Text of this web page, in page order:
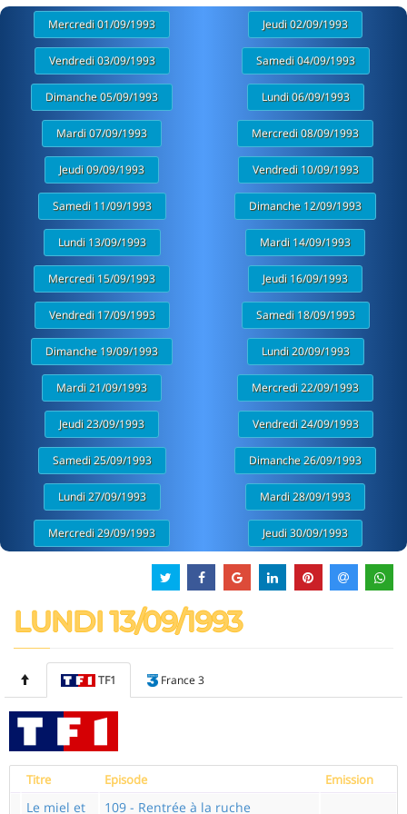
Mercredi 01/09/1993 Jeudi 02/09/1993
Vendredi 03/09/1993 Samedi 04/09/1993
Dimanche 05/09/1993 Lundi 06/09/1993
Mardi 07/09/1993 Mercredi 08/09/1993
Jeudi 09/09/1993 Vendredi 10/09/1993
Samedi 11/09/1993 Dimanche 12/09/1993
Lundi 13/09/1993 Mardi 14/09/1993
Mercredi 15/09/1993 Jeudi 16/09/1993
Vendredi 17/09/1993 Samedi 18/09/1993
Dimanche 19/09/1993 Lundi 20/09/1993
Mardi 21/09/1993 Mercredi 22/09/1993
Jeudi 23/09/1993 Vendredi 24/09/1993
Samedi 25/09/1993 Dimanche 26/09/1993
Lundi 27/09/1993 Mardi 28/09/1993
Mercredi 29/09/1993 Jeudi 30/09/1993
LUNDI 13/09/1993
TF1 France 3
Titre Episode Emission
Le miel et 109 - Rentrée à la ruche